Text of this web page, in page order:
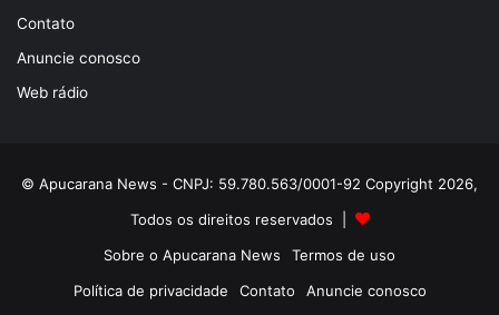
Contato
Anuncie conosco
Web rádio
© Apucarana News - CNPJ: 59.780.563/0001-92 Copyright 2026,
Todos os direitos reservados |
Sobre o Apucarana News
Termos de uso
Política de privacidade
Contato Anuncie conosco